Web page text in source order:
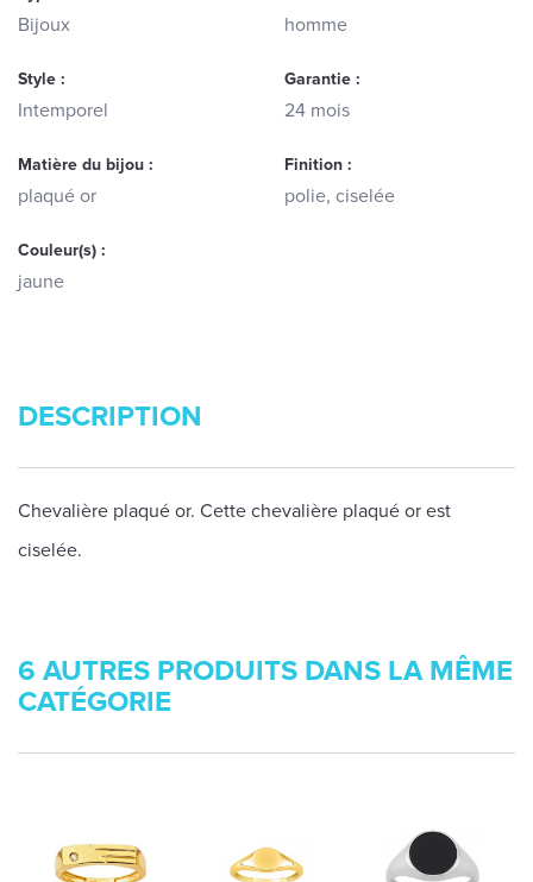
Bijoux homme
Style :
Intemporel
Garantie :
24 mois
Matière du bijou :
plaqué or
Finition :
polie, ciselée
Couleur(s) :
jaune
DESCRIPTION
Chevalière plaqué or. Cette chevalière plaqué or est
ciselée.
6 AUTRES PRODUITS DANS LA MÊME
CATÉGORIE